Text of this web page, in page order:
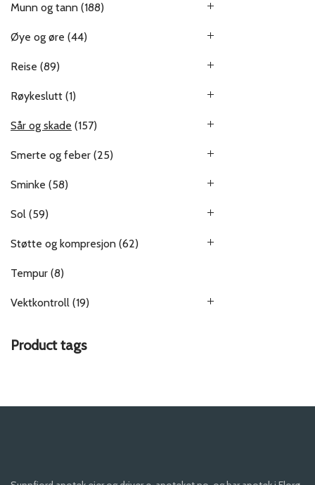
Munn og tann (188)
Øye og øre (44)
Reise (89)
Røykeslutt (1)
Sår og skade (157)
Smerte og feber (25)
Sminke (58)
Sol (59)
Støtte og kompresjon (62)
Tempur (8)
Vektkontroll (19)
Product tags